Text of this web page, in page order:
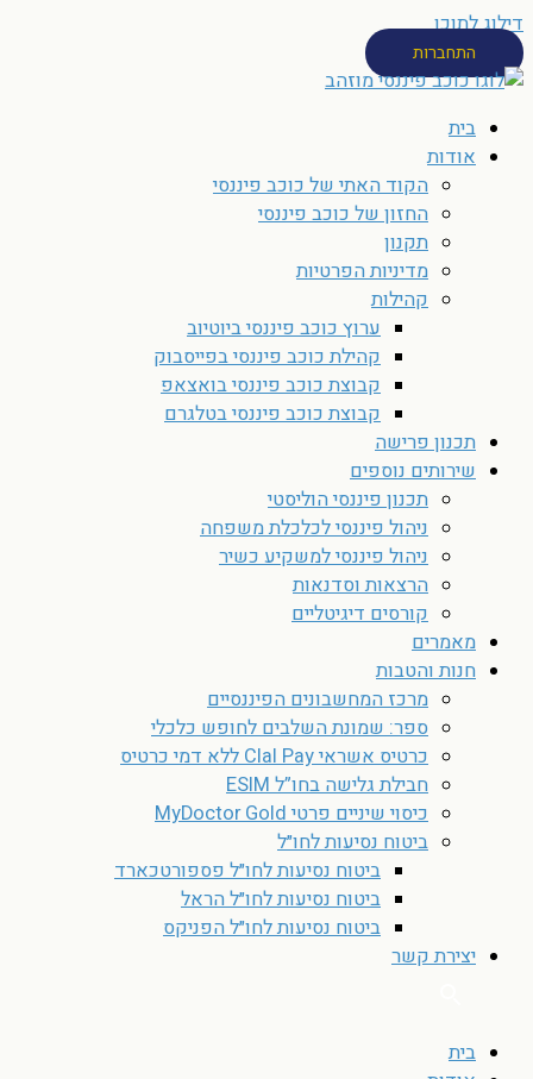
דילוג לתוכן
התחברות
בית
אודות
הקוד האתי של כוכב פיננסי
החזון של כוכב פיננסי
תקנון
מדיניות הפרטיות
קהילות
ערוץ כוכב פיננסי ביוטיוב
קהילת כוכב פיננסי בפייסבוק
קבוצת כוכב פיננסי בואצאפ
קבוצת כוכב פיננסי בטלגרם
תכנון פרישה
שירותים נוספים
תכנון פיננסי הוליסטי
ניהול פיננסי לכלכלת משפחה
ניהול פיננסי למשקיע כשיר
הרצאות וסדנאות
קורסים דיגיטליים
מאמרים
חנות והטבות
מרכז המחשבונים הפיננסיים
ספר: שמונת השלבים לחופש כלכלי
כרטיס אשראי Clal Pay ללא דמי כרטיס
חבילת גלישה בחו”ל ESIM
כיסוי שיניים פרטי MyDoctor Gold
ביטוח נסיעות לחו״ל
ביטוח נסיעות לחו״ל פספורטכארד
ביטוח נסיעות לחו״ל הראל
ביטוח נסיעות לחו״ל הפניקס
יצירת קשר
בית